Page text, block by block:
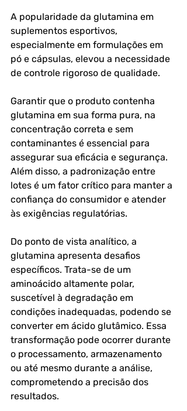
A popularidade da glutamina em
suplementos esportivos,
especialmente em formulações em
pó e cápsulas, elevou a necessidade
de controle rigoroso de qualidade.
Garantir que o produto contenha
glutamina em sua forma pura, na
concentração correta e sem
contaminantes é essencial para
assegurar sua eficácia e segurança.
Além disso, a padronização entre
lotes é um fator crítico para manter a
confiança do consumidor e atender
às exigências regulatórias.
Do ponto de vista analítico, a
glutamina apresenta desafios
específicos. Trata-se de um
aminoácido altamente polar,
suscetível à degradação em
condições inadequadas, podendo se
converter em ácido glutâmico. Essa
transformação pode ocorrer durante
o processamento, armazenamento
ou até mesmo durante a análise,
comprometendo a precisão dos
resultados.